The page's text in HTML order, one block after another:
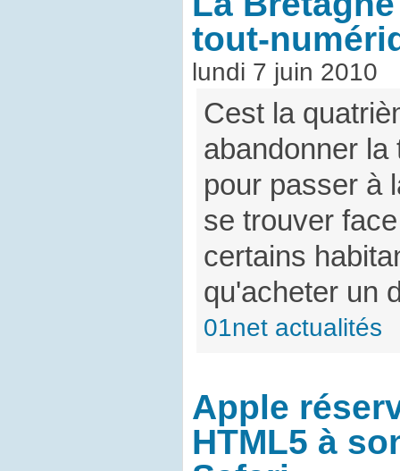
tout-
lundi 7 juin 2010
Cest la
abandonner la
pour passer à
se trouver
certains
qu'acheter un
01net actualités
Apple
HTML5 à